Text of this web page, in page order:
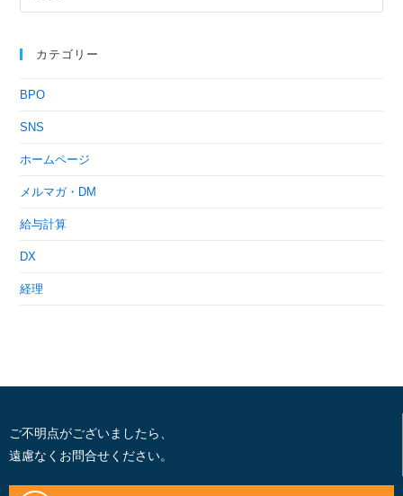
カテゴリー
BPO
SNS
ホームページ
メルマガ・DM
給与計算
DX
経理
ご不明点がございましたら、
遠慮なくお問合せください。